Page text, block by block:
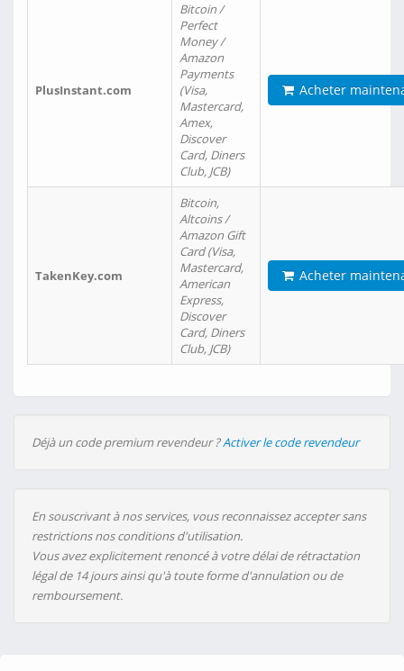
PlusInstant.com
Bitcoin /
Perfect
Money /
Amazon
Payments
(Visa,
Mastercard,
Amex,
Discover
Card, Diners
Club, JCB)
Acheter
TakenKey.com
Bitcoin,
Altcoins /
Amazon Gift
Card (Visa,
Mastercard,
American
Express,
Discover
Card, Diners
Club, JCB)
Acheter
Déjà un code premium revendeur ?Activer le code revendeur
En souscrivant à nos services, vous reconnaissez accepter sans
restrictions nos conditions d'utilisation.
Vous avez explicitement renoncé à votre délai de rétractation
légal de 14 jours ainsi qu'à toute forme d'annulation ou de
remboursement.